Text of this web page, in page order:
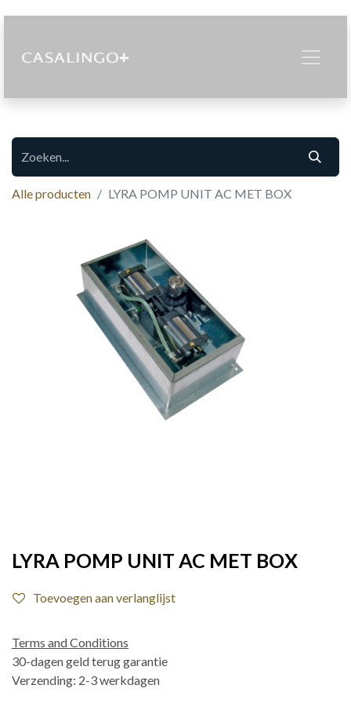
Alle producten LYRA POMP UNIT AC MET BOX
LYRA POMP UNIT AC MET BOX
Toevoegen aan verlanglijst
Terms and Conditions
30-dagen geld terug garantie
Verzending: 2-3 werkdagen